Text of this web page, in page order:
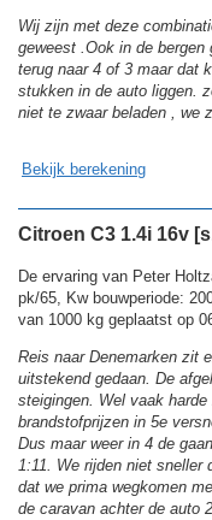
Wij zijn met deze
geweest .Ook in de
terug naar 4 of 3 maar dat
stukken in de auto liggen.
niet te zwaar beladen , we
Bekijk berekening
Citroen C3 1.4i 16v
De ervaring van Peter
pk/65, Kw bouwperiode:
van 1000 kg geplaatst op
Reis naar Denemarken zit
uitstekend gedaan. De
steigingen. Wel vaak
brandstofprijzen in 5e
Dus maar weer in 4 de
1:11. We rijden niet sneller
dat we prima wegkomen
de caravan achter de auto